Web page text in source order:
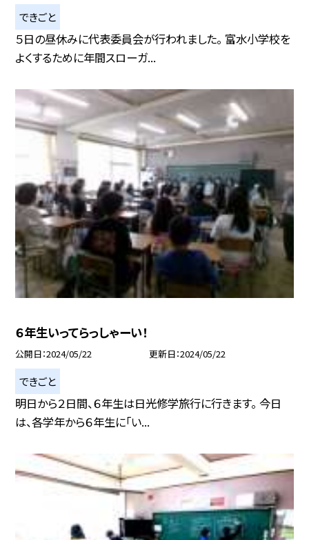
できごと
５日の昼休みに代表委員会が行われました。 富水小学校を
よくするために年間スローガ...
６年生いってらっしゃーい！
公開日 2024/05/22 更新日 2024/05/22
できごと
明日から２日間、６年生は日光修学旅行に行きます。 今日
は、各学年から６年生に「い...